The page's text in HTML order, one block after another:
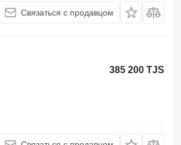
Связаться с продавцом
385 200 TJS